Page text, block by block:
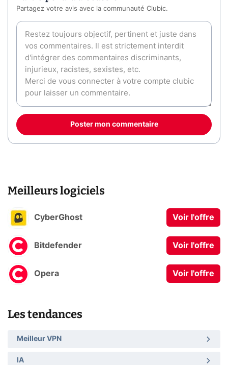
Partagez votre avis avec la communauté Clubic.
Poster mon commentaire
Meilleurs logiciels
CyberGhost Voir l'offre
Bitdefender Voir l'offre
Opera Voir l'offre
Les tendances
Meilleur VPN
IA